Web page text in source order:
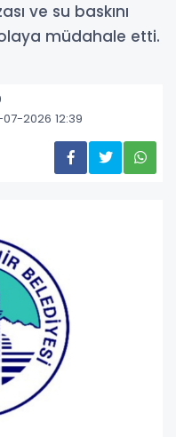
ve su baskını
müdahale etti.
2026 12:39